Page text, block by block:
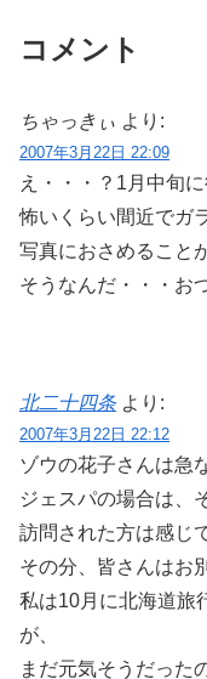
コメント
ちゃっきぃ より:
2007年3月22日 22:09
え・・・？1月中旬
怖いくらい間近でガ
写真におさめること
そうなんだ・・・お
北二十四条 より:
2007年3月22日 22:12
ゾウの花子さんは急
ジェスパの場合は、
訪問された方は感じ
その分、皆さんはお
私は10月に北海道旅
が、
まだ元気そうだった